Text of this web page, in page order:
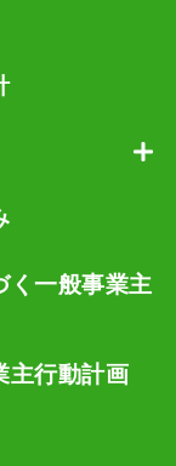
く一般事業主
主行動計画